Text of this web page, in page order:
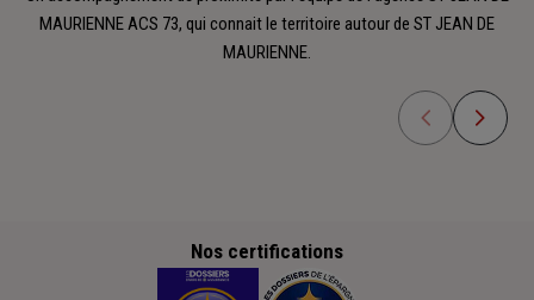
MAURIENNE ACS 73, qui connait le territoire autour de ST JEAN DE
MAURIENNE.
Nos certifications